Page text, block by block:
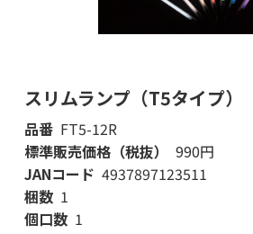
スリムランプ（T5タイプ）
品番 FT5-12R
標準販売価格（税抜）
990円
JANコード 4937897123511
梱数 1
個口数 1